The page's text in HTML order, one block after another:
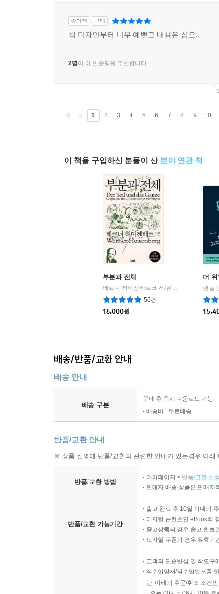
종이책 구매
책 디자인부터 너무 예쁘고 내용은 심오..
2명이 이 한줄평을 추천합니다.
1 2 3 4 5 6 7 8 9 10
이 책을 구입하신 분들이 산 분야 연관 책
부분과 전체
베르너 하이젠베르크 저/유영미 역/김재영 감수
56건
18,000원
더
랜들
배송/반품/교환 안내
배송 안내
배송 구분
구매 후 즉시 다운로드 가능
배송비 : 무료배송
반품/교환 안내
※ 상품 설명에 반품/교환과 관련한 안내가 있는경우 아
반품/교환 방법
마이페이지 > 반품/교환 신
판매자 배송 상품은 판매자
반품/교환 가능기간
출고 완료 후 10일 이내의
디지털 콘텐츠인 eBook의
중고상품의 경우 출고 완료
모바일 쿠폰의 경우 유효기
고객의 단순변심 및 착오구
직수입양서/직수입일서중
단, 아래의 주문/취소 조건